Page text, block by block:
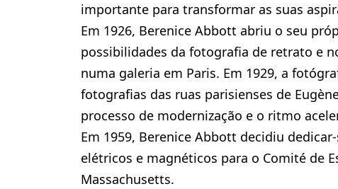
importante para transformar as suas
Em 1926, Berenice Abbott abriu o seu
possibilidades da fotografia de retrato e
numa galeria em Paris. Em 1929, a
fotografias das ruas parisienses de
processo de modernização e o ritmo
Em 1959, Berenice Abbott decidiu
elétricos e magnéticos para o Comité de
Massachusetts.